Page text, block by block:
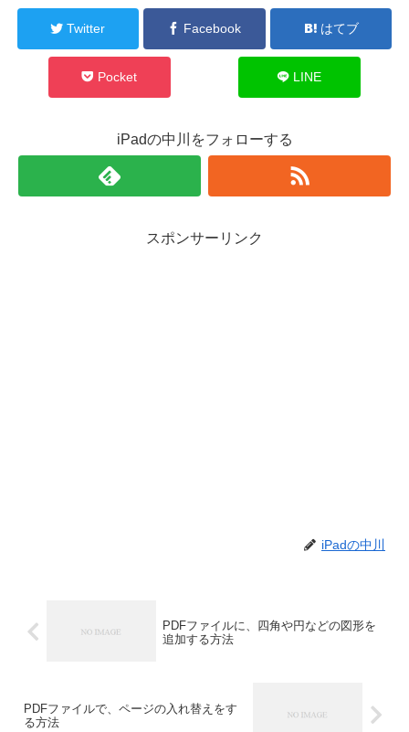
Twitter Facebook はてブ
Pocket LINE
iPadの中川をフォローする
スポンサーリンク
iPadの中川
PDFファイルに、四角や円などの図形を
追加する方法
PDFファイルで、ページの入れ替えをす
る方法